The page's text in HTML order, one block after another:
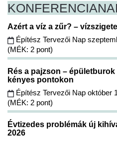
KONFERENCIA
Azért a víz a zűr? –
Építész Tervezői Nap
(MÉK: 2 pont)
Rés a pajzson –
kényes pontokon
Építész Tervezői Nap október
(MÉK: 2 pont)
Évtizedes problémák új
2026